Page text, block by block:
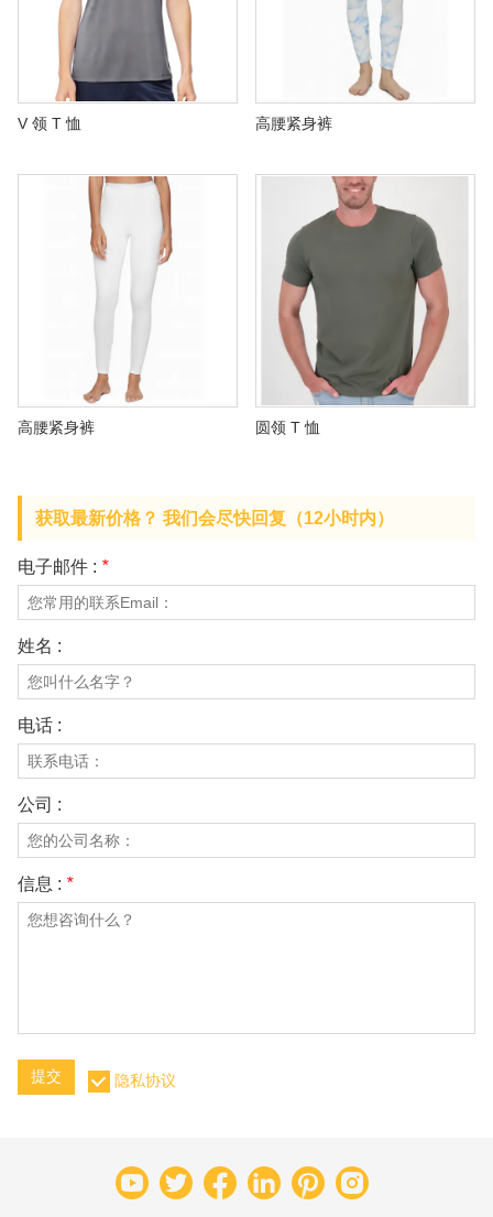
V 领 T 恤 高腰紧身裤
高腰紧身裤 圆领 T 恤
获取最新价格？ 我们会尽快回复（12小时内）
电子邮件 : *
姓名 :
电话 :
公司 :
信息 : *
提交 隐私协议